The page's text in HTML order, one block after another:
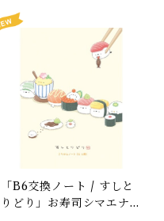
ト / クーリア＊夢色ブル
ー【生産終了・在庫限り】
「B6交換ノート / すしと
りどり」お寿司シマエナガ